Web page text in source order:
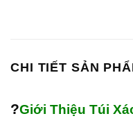
CHI TIẾT SẢN
?Giới Thiệu Túi